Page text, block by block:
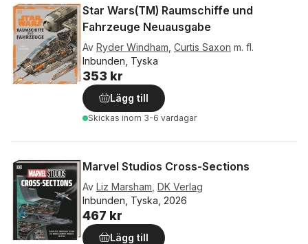
Star Wars(TM) Raumschiffe und
Fahrzeuge Neuausgabe
Av Ryder Windham Curtis Saxon m. fl.
Inbunden, Tyska
353 kr
Lägg till
Skickas inom 3-6 vardagar
Marvel Studios Cross-Sections
Av Liz Marsham DK Verlag
Inbunden, Tyska, 2026
467 kr
Lägg till